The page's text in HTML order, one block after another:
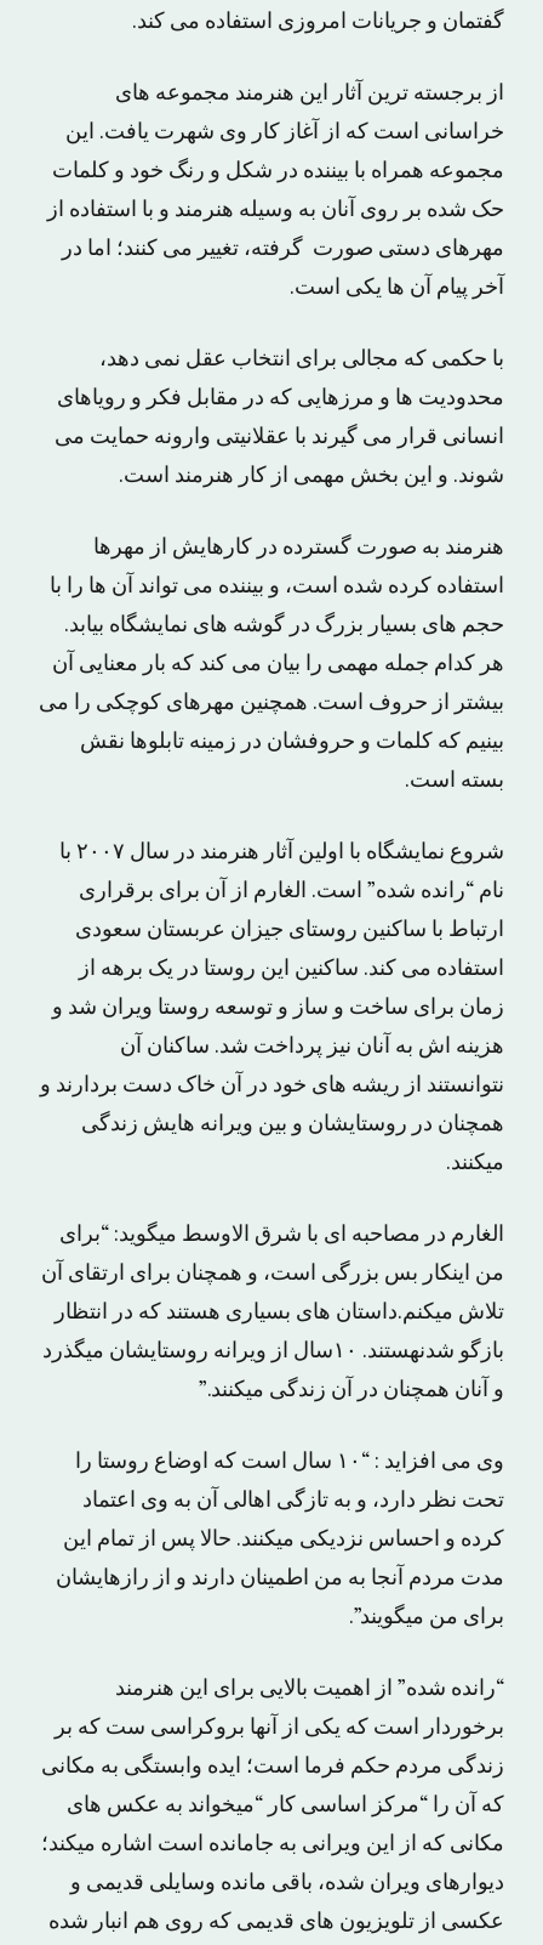
گفتمان و جریانات امروزی استفاده می کند.
از برجسته ترین آثار این هنرمند مجموعه های
خراسانی است که از آغاز کار وی شهرت یافت. این
مجموعه همراه با بیننده در شکل و رنگ خود و کلمات
حک شده بر روی آنان به وسیله هنرمند و با استفاده از
مهرهای دستی صورت گرفته، تغییر می کنند؛ اما در
آخر پیام آن ها یکی است.
با حکمی که مجالی برای انتخاب عقل نمی دهد،
محدودیت ها و مرزهایی که در مقابل فکر و رویاهای
انسانی قرار می گیرند با عقلانیتی وارونه حمایت می
شوند. و این بخش مهمی از کار هنرمند است.
هنرمند به صورت گسترده در کارهایش از مهرها
استفاده کرده شده است، و بیننده می تواند آن ها را با
حجم های بسیار بزرگ در گوشه های نمایشگاه بیابد.
هر کدام جمله مهمی را بیان می کند که بار معنایی آن
بیشتر از حروف است. همچنین مهرهای کوچکی را می
بینیم که کلمات و حروفشان در زمینه تابلوها نقش
بسته است.
شروع نمایشگاه با اولین آثار هنرمند در سال ۲۰۰۷ با
نام “رانده شده” است. الغارم از آن برای برقراری
ارتباط با ساکنین روستای جیزان عربستان سعودی
استفاده می کند. ساکنین این روستا در یک برهه از
زمان برای ساخت و ساز و توسعه روستا ویران شد و
هزینه اش به آنان نیز پرداخت شد. ساکنان آن
نتوانستند از ریشه های خود در آن خاک دست بردارند و
همچنان در روستایشان و بین ویرانه هایش زندگی
میکنند.
الغارم در مصاحبه ای با شرق الاوسط میگوید: “برای
من اینکار بس بزرگی است، و همچنان برای ارتقای آن
تلاش میکنم.داستان های بسیاری هستند که در انتظار
بازگو شدنهستند. ۱۰سال از ویرانه روستایشان میگذرد
و آنان همچنان در آن زندگی میکنند.”
وی می افزاید : “۱۰ سال است که اوضاع روستا را
تحت نظر دارد، و به تازگی اهالی آن به وی اعتماد
کرده و احساس نزدیکی میکنند. حالا پس از تمام این
مدت مردم آنجا به من اطمینان دارند و از رازهایشان
برای من میگویند”.
“رانده شده” از اهمیت بالایی برای این هنرمند
برخوردار است که یکی از آنها بروکراسی ست که بر
زندگی مردم حکم فرما است؛ ایده وابستگی به مکانی
که آن را “مرکز اساسی کار “میخواند به عکس های
مکانی که از این ویرانی به جامانده است اشاره میکند؛
دیوارهای ویران شده، باقی مانده وسایلی قدیمی و
عکسی از تلویزیون های قدیمی که روی هم انبار شده